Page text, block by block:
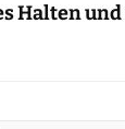
Halten